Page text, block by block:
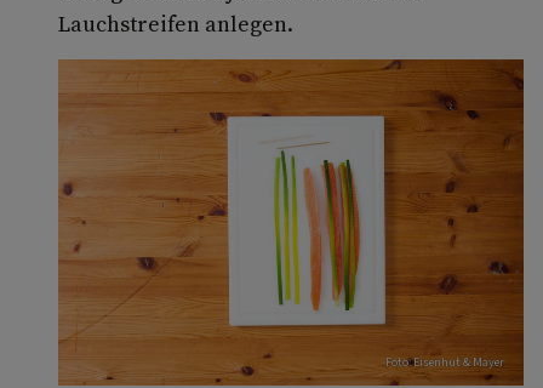
Lauchstreifen anlegen.
Foto: Eisenhut & Mayer